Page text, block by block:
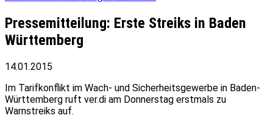
Pressemitteilung: Erste Streiks in Baden
Württemberg
14.01.2015
Im Tarifkonflikt im Wach- und Sicherheitsgewerbe in Baden-
Württemberg ruft ver.di am Donnerstag erstmals zu
Warnstreiks auf.